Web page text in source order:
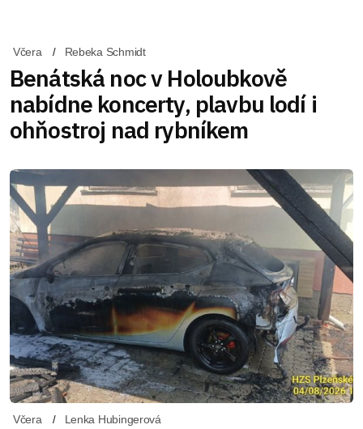
Včera Rebeka Schmidt
Benátská noc v Holoubkově
nabídne koncerty, plavbu lodí i
ohňostroj nad rybníkem
Včera Lenka Hubingerová